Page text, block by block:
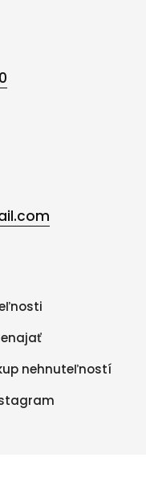
nehnuteľností